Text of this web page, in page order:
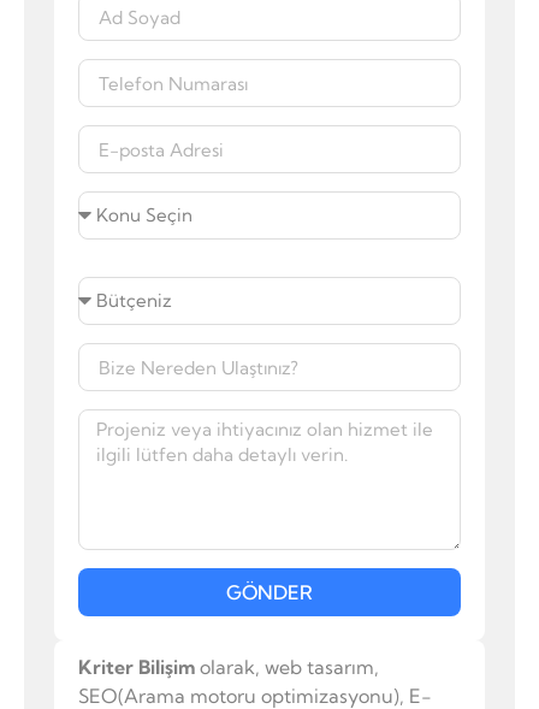
GÖNDER
Kriter Bilişim olarak, web tasarım,
SEO(Arama motoru optimizasyonu), E-